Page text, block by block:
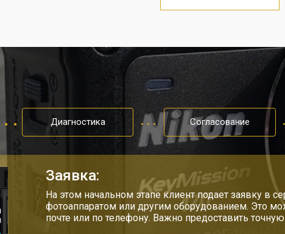
Диагностика Согласование
Заявка:
На этом начальном этапе клиент подает заявку в
фотоаппаратом или другим оборудованием. Это
почте или по телефону. Важно предоставить